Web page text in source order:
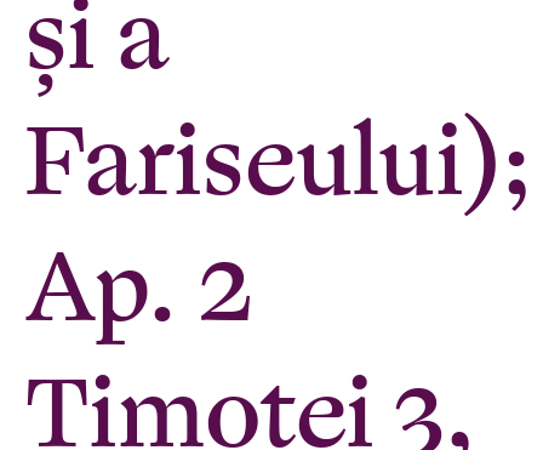
și a
Fariseului);
Ap. 2
Timotei 3,